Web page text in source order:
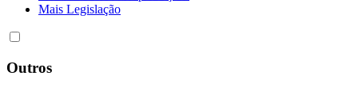
Mais Legislação
Outros